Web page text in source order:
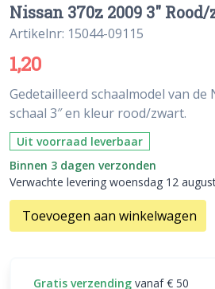
Nissan 370z 2009 3″
Artikelnr: 15044-09115
1,20
Gedetailleerd schaalmodel van de
schaal 3″ en kleur rood/zwart.
Uit voorraad leverbaar
Binnen 3 dagen verzonden
Verwachte levering woensdag 12
Toevoegen aan winkelwagen
Gratis verzending vanaf € 50